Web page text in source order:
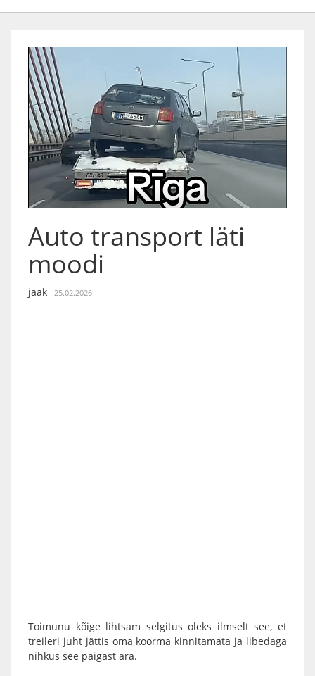
Auto transport läti
moodi
jaak 25.02.2026
Toimunu kõige lihtsam selgitus oleks ilmselt see, et
treileri juht jättis oma koorma kinnitamata ja libedaga
nihkus see paigast ära.